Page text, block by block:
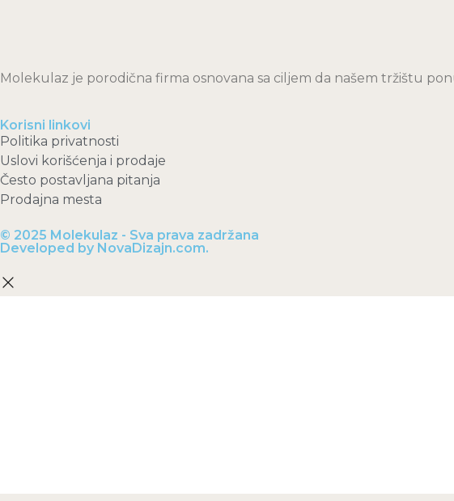
Molekulaz je porodična firma osnovana sa ciljem da našem tržištu
Korisni linkovi
Politika privatnosti
Uslovi korišćenja i prodaje
Često postavljana pitanja
Prodajna mesta
© 2025 Molekulaz - Sva prava zadržana
Developed by NovaDizajn.com.